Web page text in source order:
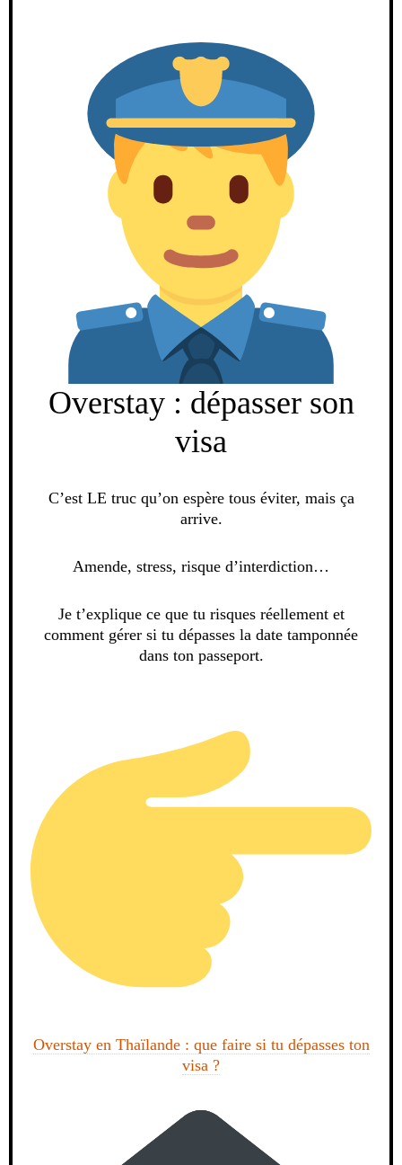
Overstay : dépasser son
visa
C’est LE truc qu’on espère tous éviter, mais ça
arrive.
Amende, stress, risque d’interdiction…
Je t’explique ce que tu risques réellement et
comment gérer si tu dépasses la date tamponnée
dans ton passeport.
Overstay en Thaïlande : que faire si tu dépasses ton
visa ?